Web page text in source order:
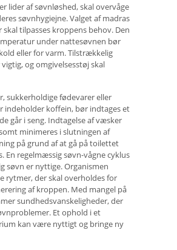
lider af søvnløshed, skal overvåge
søvnhygiejne. Valget af madras
tilpasses kroppens behov. Den
under nattesøvnen bør
eller for varm. Tilstrækkelig
og omgivelsesstøj skal
sukkerholdige fødevarer eller
indeholder koffein, bør indtages et
går i seng. Indtagelse af væsker
minimeres i slutningen af
på grund af at gå på toilettet
En regelmæssig søvn-vågne cyklus
søvn er nyttige. Organismen
rytmer, der skal overholdes for
af kroppen. Med mangel på
sundhedsvanskeligheder, der
Et ophold i et
kan være nyttigt og bringe ny